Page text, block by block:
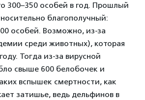
300–350 особей в год. Прошлый
благополучный:
особей. Возможно, из-за
среди животных), которая
Тогда из-за вирусной
свыше 600 белобочек и
вспышек смертности, как
затишье, ведь дельфинов в